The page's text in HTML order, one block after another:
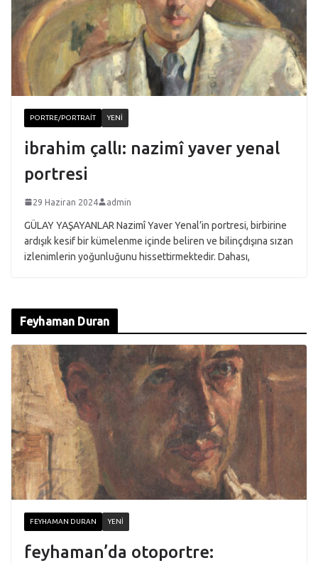
PORTRE/PORTRAIT YENI
ibrahim çallı: nazimî yaver yenal
portresi
29 Haziran 2024 admin
GÜLAY YAŞAYANLAR Nazimî Yaver Yenal’in portresi, birbirine
ardışık kesif bir kümelenme içinde beliren ve bilinçdışına sızan
izlenimlerin yoğunluğunu hissettirmektedir. Dahası,
Feyhaman Duran
FEYHAMAN DURAN YENI
feyhaman’da otoportre: